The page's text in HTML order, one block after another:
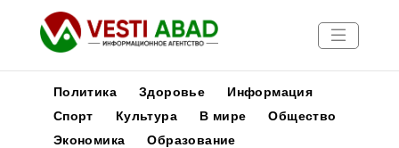
Политика Здоровье
Информация
Спорт
Культура В мире
Общество
Экономика
Образование